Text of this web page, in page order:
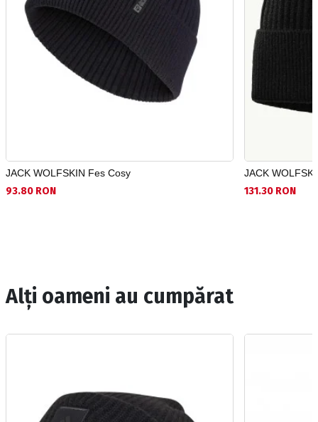
JACK WOLFSKIN Fes Cosy
93.80 RON
JACK
131.30 RON
Alți oameni au cumpărat